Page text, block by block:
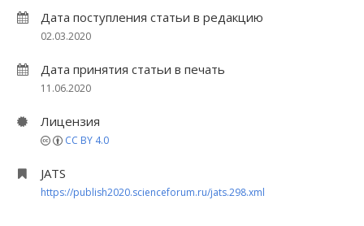
Дата поступления статьи в редакцию
02.03.2020
Дата принятия статьи в печать
11.06.2020
Лицензия
CC BY 4.0
JATS
https://publish2020.scienceforum.ru/jats.298.xml